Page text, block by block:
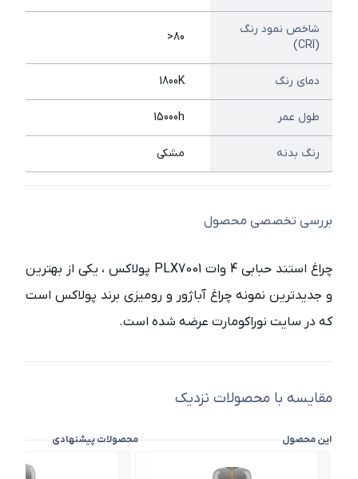
شاخص نمود رنگ
(CRI)
80<
دمای رنگ 1800K
طول عمر 15000h
رنگ بدنه مشکی
بررسی تخصصی محصول
چراغ استند حبابی 4 وات PLX7001 پولاکس ، یکی از بهترین
و جدیدترین نمونه چراغ آباژور و رومیزی برند پولاکس است
که در سایت نوراکومارت عرضه شده است.
مقایسه با محصولات نزدیک
این محصول محصولات پیشنهادی